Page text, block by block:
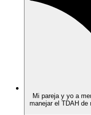
Mi pareja y yo a
manejar el TDAH de